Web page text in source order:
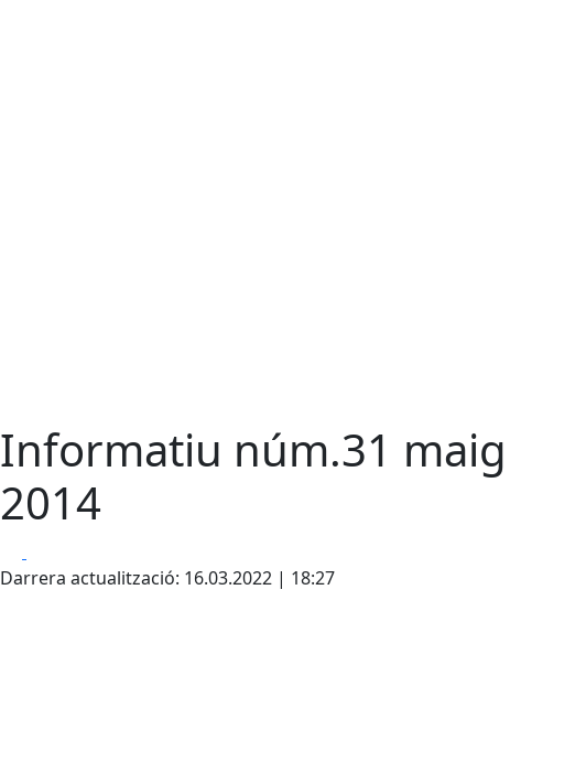
Informatiu núm.31 maig
2014
Darrera actualització: 16.03.2022 | 18:27